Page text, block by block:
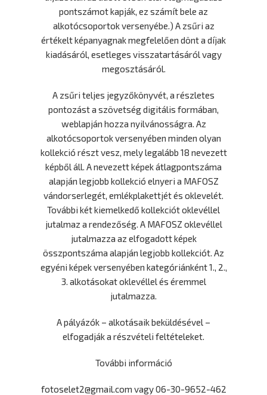
pontszámot kapják, ez számít bele az
alkotócsoportok versenyébe.) A zsűri az
értékelt képanyagnak megfelelően dönt a díjak
kiadásáról, esetleges visszatartásáról vagy
megosztásáról.
A zsűri teljes jegyzőkönyvét, a részletes
pontozást a szövetség digitális formában,
weblapján hozza nyilvánosságra. Az
alkotócsoportok versenyében minden olyan
kollekció részt vesz, mely legalább 18 nevezett
képből áll. A nevezett képek átlagpontszáma
alapján legjobb kollekció elnyeri a MAFOSZ
vándorserlegét, emlékplakettjét és oklevelét.
További két kiemelkedő kollekciót oklevéllel
jutalmaz a rendezőség. A MAFOSZ oklevéllel
jutalmazza az elfogadott képek
összpontszáma alapján legjobb kollekciót. Az
egyéni képek versenyében kategóriánként 1., 2.,
3. alkotásokat oklevéllel és éremmel
jutalmazza.
A pályázók – alkotásaik beküldésével –
elfogadják a részvételi feltételeket.
További információ
fotoselet2@gmail.com vagy 06-30-9652-462